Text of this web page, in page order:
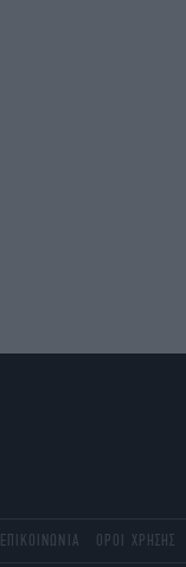
ΕΠΙΚΟΙΝΩΝΙΑ ΟΡΟΙ ΧΡΗΣΗΣ